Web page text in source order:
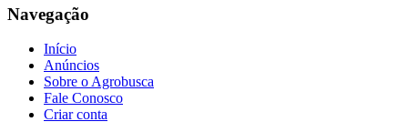
Navegação
Início
Anúncios
Sobre o Agrobusca
Fale Conosco
Criar conta